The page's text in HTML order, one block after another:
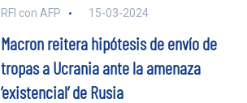
RFI con AFP 15-03-2024
Macron reitera hipótesis de envío de
tropas a Ucrania ante la amenaza
‘existencial’ de Rusia